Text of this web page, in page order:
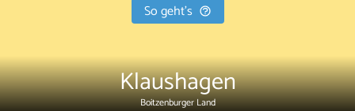
So geht's
Klaushagen
Boitzenburger Land